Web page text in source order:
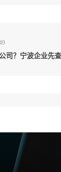
司？宁波企业先